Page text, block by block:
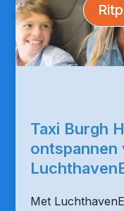
Taxi Burgh
ontspannen
Met